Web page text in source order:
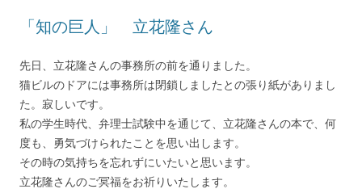
「知の巨人」 立花隆さん
先日、立花隆さんの事務所の前を通りました。
猫ビルのドアには事務所は閉鎖しましたとの張り紙がありまし
た。寂しいです。
私の学生時代、弁理士試験中を通じて、立花隆さんの本で、何
度も、勇気づけられたことを思い出します。
その時の気持ちを忘れずにいたいと思います。
立花隆さんのご冥福をお祈りいたします。